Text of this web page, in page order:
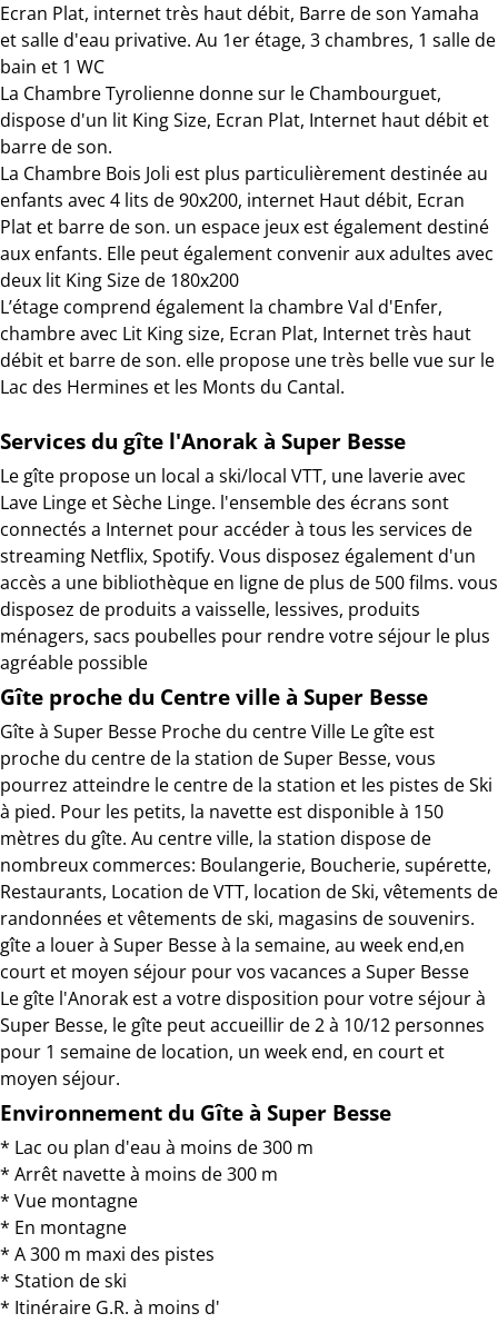
Ecran Plat, internet très haut débit, Barre de son Yamaha
et salle d'eau privative. Au 1er étage, 3 chambres, 1 salle de
bain et 1 WC
La Chambre Tyrolienne donne sur le Chambourguet,
dispose d'un lit King Size, Ecran Plat, Internet haut débit et
barre de son.
La Chambre Bois Joli est plus particulièrement destinée au
enfants avec 4 lits de 90x200, internet Haut débit, Ecran
Plat et barre de son. un espace jeux est également destiné
aux enfants. Elle peut également convenir aux adultes avec
deux lit King Size de 180x200
L’étage comprend également la chambre Val d'Enfer,
chambre avec Lit King size, Ecran Plat, Internet très haut
débit et barre de son. elle propose une très belle vue sur le
Lac des Hermines et les Monts du Cantal.
Services du gîte l'Anorak à Super Besse
Le gîte propose un local a ski/local VTT, une laverie avec
Lave Linge et Sèche Linge. l'ensemble des écrans sont
connectés a Internet pour accéder à tous les services de
streaming Netflix, Spotify. Vous disposez également d'un
accès a une bibliothèque en ligne de plus de 500 films. vous
disposez de produits a vaisselle, lessives, produits
ménagers, sacs poubelles pour rendre votre séjour le plus
agréable possible
Gîte proche du Centre ville à Super Besse
Gîte à Super Besse Proche du centre Ville Le gîte est
proche du centre de la station de Super Besse, vous
pourrez atteindre le centre de la station et les pistes de Ski
à pied. Pour les petits, la navette est disponible à 150
mètres du gîte. Au centre ville, la station dispose de
nombreux commerces: Boulangerie, Boucherie, supérette,
Restaurants, Location de VTT, location de Ski, vêtements de
randonnées et vêtements de ski, magasins de souvenirs.
gîte a louer à Super Besse à la semaine, au week end,en
court et moyen séjour pour vos vacances a Super Besse
Le gîte l'Anorak est a votre disposition pour votre séjour à
Super Besse, le gîte peut accueillir de 2 à 10/12 personnes
pour 1 semaine de location, un week end, en court et
moyen séjour.
Environnement du Gîte à Super Besse
* Lac ou plan d'eau à moins de 300 m
* Arrêt navette à moins de 300 m
* Vue montagne
* En montagne
* A 300 m maxi des pistes
* Station de ski
* Itinéraire G.R. à moins d'